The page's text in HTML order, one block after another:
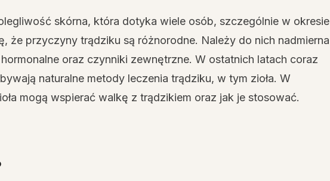
skórna, która dotyka wiele osób, szczególnie w okresie
że przyczyny trądziku są różnorodne. Należy do nich nadmierna
oraz czynniki zewnętrzne. W ostatnich latach coraz
naturalne metody leczenia trądziku, w tym zioła. W
mogą wspierać walkę z trądzikiem oraz jak je stosować.